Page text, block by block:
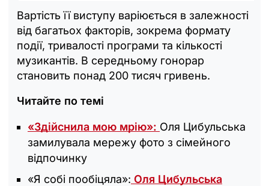
Вартість її виступу варіюється в залежності
від багатьох факторів, зокрема формату
події, тривалості програми та кількості
музикантів. В середньому гонорар
становить понад 200 тисяч гривень.
Читайте по темі
«Здійснила мою мрію»: Оля Цибульська
замилувала мережу фото з сімейного
відпочинку
«Я собі пообіцяла»: Оля Цибульська